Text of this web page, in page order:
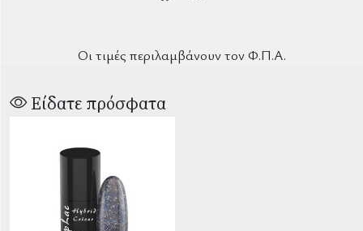
Οι τιμές περιλαμβάνουν τον Φ.Π.Α.
Είδατε πρόσφατα